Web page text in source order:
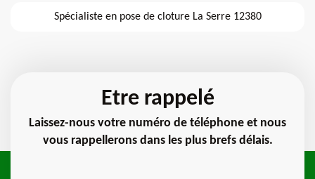
Spécialiste en pose de cloture La Serre 12380
Etre rappelé
Laissez-nous votre numéro de téléphone et nous
vous rappellerons dans les plus brefs délais.